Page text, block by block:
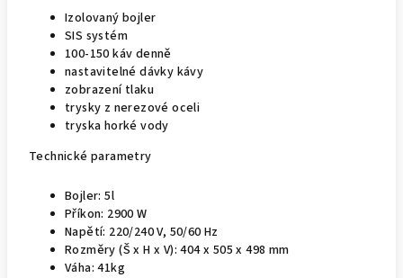
Izolovaný bojler
SIS systém
100-150 káv denně
nastavitelné dávky kávy
zobrazení tlaku
trysky z nerezové oceli
tryska horké vody
Technické parametry
Bojler: 5l
Příkon: 2900 W
Napětí: 220/240 V, 50/60 Hz
Rozměry (Š x H x V): 404 x 505 x 498 mm
Váha: 41kg